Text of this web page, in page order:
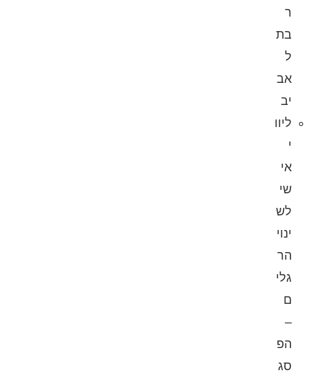
ר
בת
ל
אב
יב
ליוו
י
אי
שי
לש
ינוי
הר
גלי
ם
–
הפ
סג